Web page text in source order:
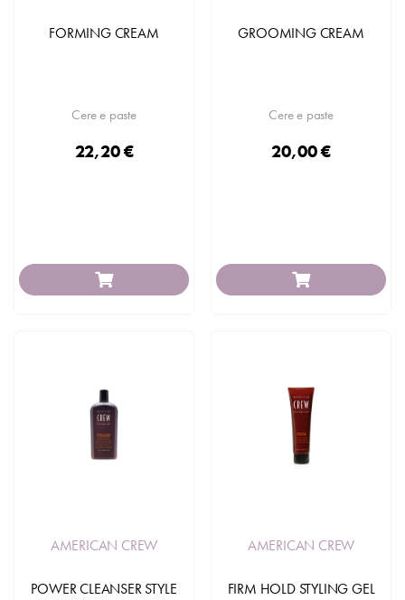
FORMING CREAM
Cere e paste
22,20 €
GROOMING CREAM
Cere e paste
20,00 €
AMERICAN CREW
POWER CLEANSER STYLE
AMERICAN CREW
FIRM HOLD STYLING GEL